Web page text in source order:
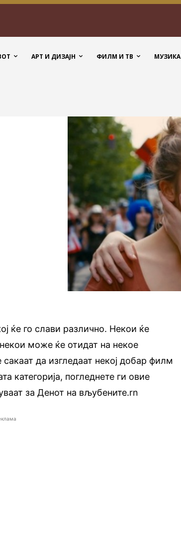
АРТ И ДИЗАЈН ФИЛМ И ТВ МУЗИКА
ќе го слави различно. Некои ќе
може ќе отидат на некое
да изгледаат некој добар филм
категорија, погледнете ги овие
за Денот на вљубените.rn